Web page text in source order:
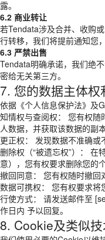
露。
6.2 商业转让
若Tendata涉及合并、收购
行转移，我们将提前通知您
6.3 严禁出售
Tendata明确承诺，我们绝
密给无关第三方。
7. 您的数据主体权
依据《个人信息保护法》及
知情权与查阅权： 您有权
人数据，并获取该数据的副本
更正权： 发现数据不准确或
删除权（“被遗忘权”）： 在
意），您有权要求删除您的
撤回同意： 您有权随时撤回
数据可携权： 您有权要求将
行使方式： 请发送邮件至
作日内 予以回复。
8. Cookie及类似